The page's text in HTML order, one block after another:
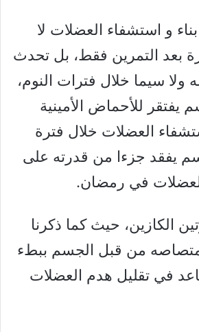
و استشفاء العضلات لا
بعد التمرين فقط، بل تحدث
ولا سيما خلال فترات النوم،
يفتقر للأحماض الأمينية
العضلات خلال فترة
يفقد جزءا من قدرته على
في رمضان.
الكازين، حيث كما ذكرنا
امتصاصه من قبل الجسم ببطء
في تقليل هدم العضلات